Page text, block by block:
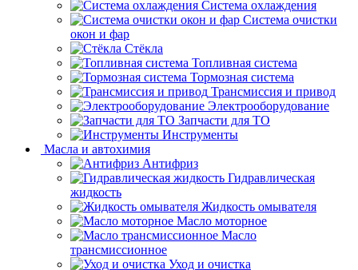
Система охлаждения
Система очистки
окон и фар
Стёкла
Топливная система
Тормозная система
Трансмиссия и привод
Электрооборудование
Запчасти для ТО
Инструменты
Масла и автохимия
Антифриз
Гидравлическая
жидкость
Жидкость омывателя
Масло моторное
Масло
трансмиссионное
Уход и очистка